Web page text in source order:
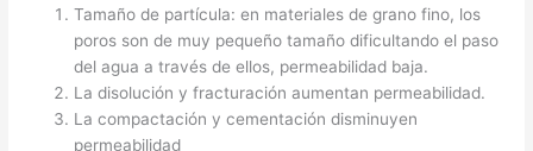
Tamaño de partícula: en materiales de grano fino, los
poros son de muy pequeño tamaño dificultando el paso
del agua a través de ellos, permeabilidad baja.
La disolución y fracturación aumentan permeabilidad.
La compactación y cementación disminuyen
permeabilidad